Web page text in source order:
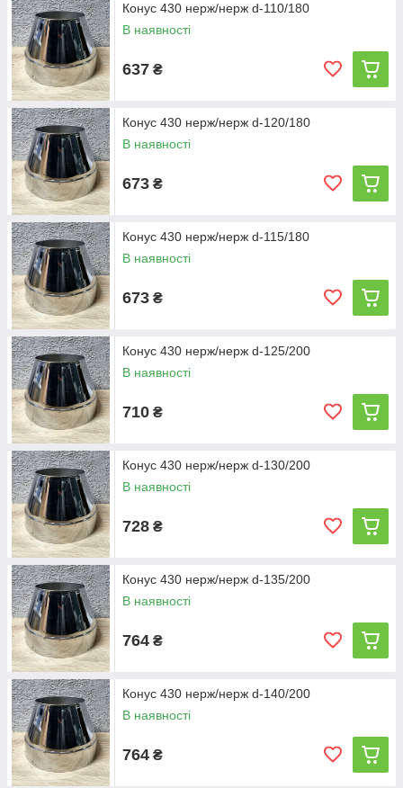
Конус 430 нерж/нерж d-110/180
В наявності
637 ₴
Конус 430 нерж/нерж d-120/180
В наявності
673 ₴
Конус 430 нерж/нерж d-115/180
В наявності
673 ₴
Конус 430 нерж/нерж d-125/200
В наявності
710 ₴
Конус 430 нерж/нерж d-130/200
В наявності
728 ₴
Конус 430 нерж/нерж d-135/200
В наявності
764 ₴
Конус 430 нерж/нерж d-140/200
В наявності
764 ₴